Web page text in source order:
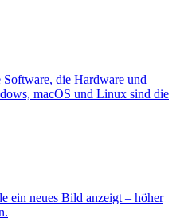
die Hardware und
macOS und Linux sind die
ein neues Bild anzeigt – höher